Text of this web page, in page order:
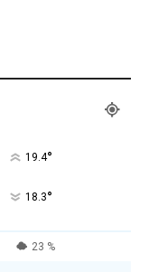
19.4°
18.3°
23 %